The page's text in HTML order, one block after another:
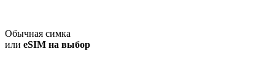
Обычная симка
или eSIM на выбор